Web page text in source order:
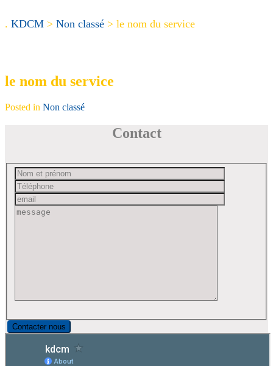
. KDCM > Non classé > le nom du service
le nom du service
Posted in Non classé
Contact